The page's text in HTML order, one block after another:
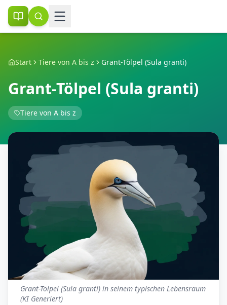
Start Tiere von A bis z Grant-Tölpel (Sula granti)
Grant-Tölpel (Sula granti)
Tiere von A bis z
Grant-Tölpel (Sula granti) in seinem typischen Lebensraum
(KI Generiert)